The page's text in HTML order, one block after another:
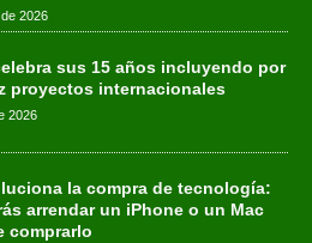
2026
sus 15 años incluyendo por
proyectos internacionales
2026
la compra de tecnología:
arrendar un iPhone o un Mac
comprarlo